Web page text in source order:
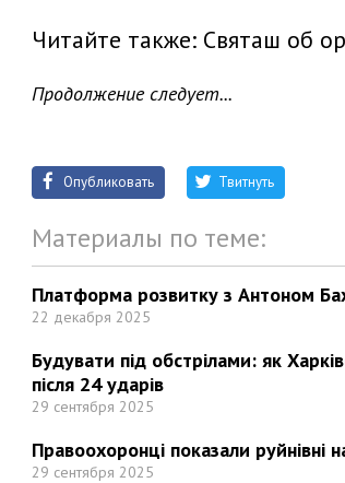
Читайте также: Святаш об
Продолжение следует...
Опубликовать Твитнуть
Материалы по теме:
Платформа розвитку з Антоном
22 декабря 2025
Будувати під обстрілами: як
після 24 ударів
29 сентября 2025
Правоохоронці показали руйнівні
29 сентября 2025